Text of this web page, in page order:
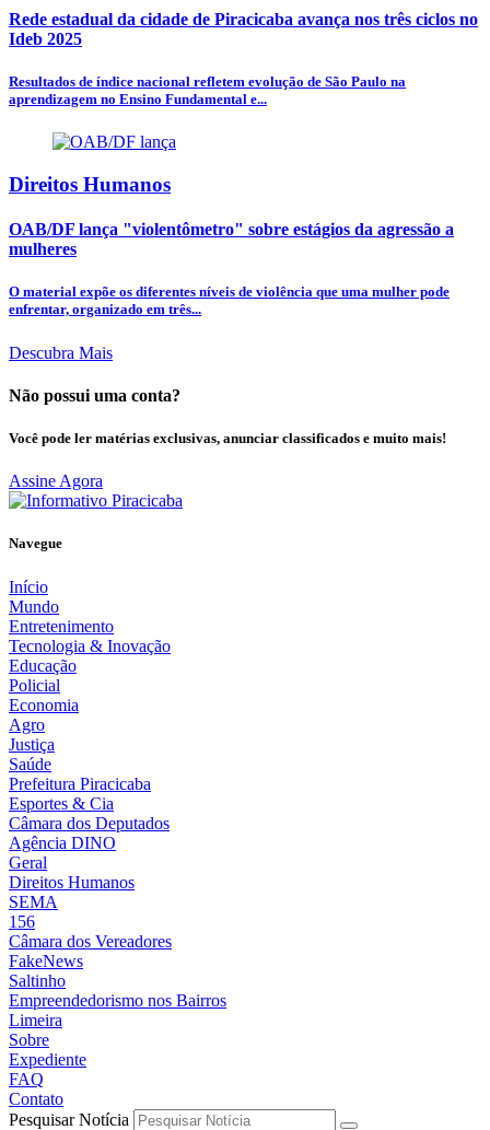
Rede estadual da cidade de Piracicaba avança nos três ciclos no
Ideb 2025
Resultados de índice nacional refletem evolução de São Paulo na
aprendizagem no Ensino Fundamental e...
Direitos Humanos
OAB/DF lança "violentômetro" sobre estágios da agressão a
mulheres
O material expõe os diferentes níveis de violência que uma mulher pode
enfrentar, organizado em três...
Descubra Mais
Não possui uma conta?
Você pode ler matérias exclusivas, anunciar classificados e muito mais!
Assine Agora
Navegue
Início
Mundo
Entretenimento
Tecnologia & Inovação
Educação
Policial
Economia
Agro
Justiça
Saúde
Prefeitura Piracicaba
Esportes & Cia
Câmara dos Deputados
Agência DINO
Geral
Direitos Humanos
SEMA
156
Câmara dos Vereadores
FakeNews
Saltinho
Empreendedorismo nos Bairros
Limeira
Sobre
Expediente
FAQ
Contato
Pesquisar Notícia